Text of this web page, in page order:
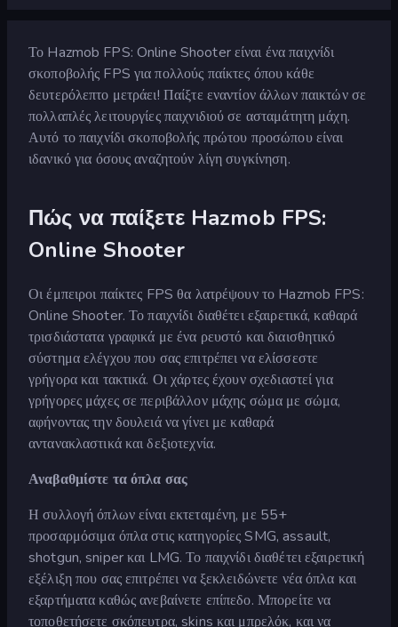
Το Hazmob FPS: Online Shooter είναι ένα παιχνίδι
σκοποβολής FPS για πολλούς παίκτες όπου κάθε
δευτερόλεπτο μετράει! Παίξτε εναντίον άλλων παικτών σε
πολλαπλές λειτουργίες παιχνιδιού σε ασταμάτητη μάχη.
Αυτό το παιχνίδι σκοποβολής πρώτου προσώπου είναι
ιδανικό για όσους αναζητούν λίγη συγκίνηση.
Πώς να παίξετε Hazmob FPS:
Online Shooter
Οι έμπειροι παίκτες FPS θα λατρέψουν το Hazmob FPS:
Online Shooter. Το παιχνίδι διαθέτει εξαιρετικά, καθαρά
τρισδιάστατα γραφικά με ένα ρευστό και διαισθητικό
σύστημα ελέγχου που σας επιτρέπει να ελίσσεστε
γρήγορα και τακτικά. Οι χάρτες έχουν σχεδιαστεί για
γρήγορες μάχες σε περιβάλλον μάχης σώμα με σώμα,
αφήνοντας την δουλειά να γίνει με καθαρά
αντανακλαστικά και δεξιοτεχνία.
Αναβαθμίστε τα όπλα σας
Η συλλογή όπλων είναι εκτεταμένη, με 55+
προσαρμόσιμα όπλα στις κατηγορίες SMG, assault,
shotgun, sniper και LMG. Το παιχνίδι διαθέτει εξαιρετική
εξέλιξη που σας επιτρέπει να ξεκλειδώνετε νέα όπλα και
εξαρτήματα καθώς ανεβαίνετε επίπεδο. Μπορείτε να
τοποθετήσετε σκόπευτρα, skins και μπρελόκ, και να